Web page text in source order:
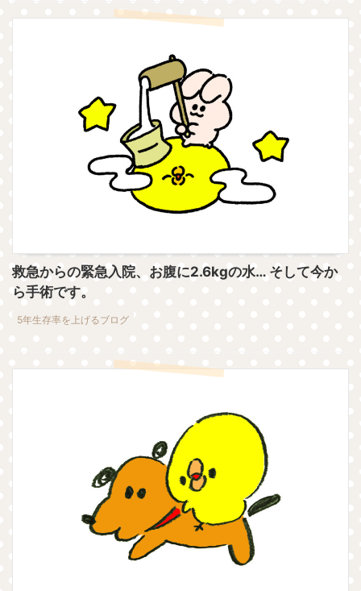
救急からの緊急入院、お腹に2.6kgの水… そして今か
ら手術です。
5年生存率を上げるブログ